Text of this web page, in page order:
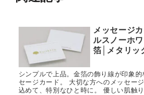
メッセージ
ルスノーホワ
箔│メタリッ
シンプルで上品。金箔の飾り線が印象的
セージカード。 大切な方へのメッセー
込めて、特別なひと時に。 優しい肌触